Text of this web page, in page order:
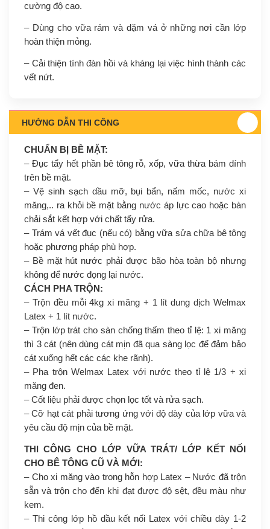
cường độ cao.
– Dùng cho vữa rám và dặm vá ở những nơi cần lớp
hoàn thiện mỏng.
– Cải thiện tính đàn hồi và kháng lại việc hình thành các
vết nứt.
HƯỚNG DẪN THI CÔNG
CHUẨN BỊ BỀ MẶT:
– Đục tẩy hết phần bê tông rỗ, xốp, vữa thừa bám dính
trên bề mặt.
– Vệ sinh sạch dầu mỡ, bụi bẩn, nấm mốc, nước xi
măng,.. ra khỏi bề mặt bằng nước áp lực cao hoặc bàn
chải sắt kết hợp với chất tẩy rửa.
– Trám vá vết đục (nếu có) bằng vữa sửa chữa bê tông
hoặc phương pháp phù hợp.
– Bề mặt hút nước phải được bão hòa toàn bộ nhưng
không để nước đọng lại nước.
CÁCH PHA TRỘN:
– Trộn đều mỗi 4kg xi măng + 1 lít dung dịch Welmax
Latex + 1 lít nước.
– Trộn lớp trát cho sàn chống thấm theo tỉ lệ: 1 xi măng
thì 3 cát (nên dùng cát mịn đã qua sàng lọc để đảm bảo
cát xuống hết các các khe rãnh).
– Pha trộn Welmax Latex với nước theo tỉ lệ 1/3 + xi
măng đen.
– Cốt liệu phải được chọn lọc tốt và rửa sạch.
– Cỡ hạt cát phải tương ứng với độ dày của lớp vữa và
yêu cầu độ mịn của bề mặt.
THI CÔNG CHO LỚP VỮA TRÁT/ LỚP KẾT NỐI
CHO BÊ TÔNG CŨ VÀ MỚI:
– Cho xi măng vào trong hỗn hợp Latex – Nước đã trộn
sẵn và trộn cho đến khi đạt được độ sệt, đều màu như
kem.
– Thi công lớp hồ dầu kết nối Latex với chiều dày 1-2